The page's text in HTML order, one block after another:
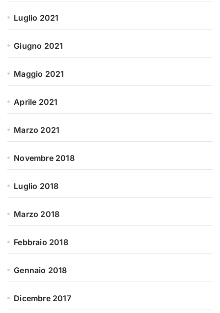
Luglio 2021
Giugno 2021
Maggio 2021
Aprile 2021
Marzo 2021
Novembre 2018
Luglio 2018
Marzo 2018
Febbraio 2018
Gennaio 2018
Dicembre 2017